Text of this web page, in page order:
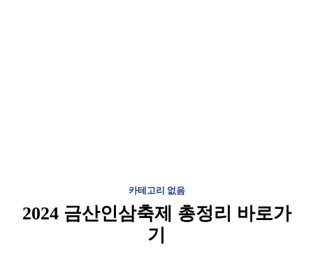
카테고리 없음
2024 금산인삼축제 총정리 바로가
기